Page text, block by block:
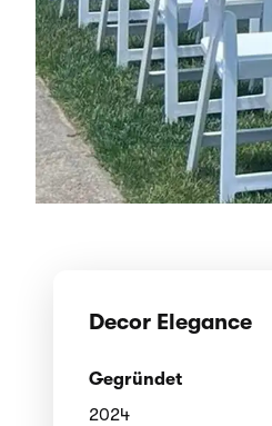
Decor Elegance
Gegründet
2024